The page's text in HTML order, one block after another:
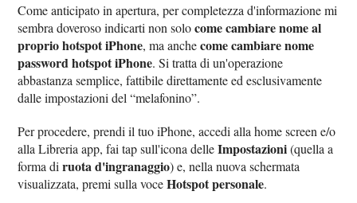
Come anticipato in apertura, per completezza d'informazione mi
sembra doveroso indicarti non solocome cambiare nome al
proprio hotspot iPhone, ma anchecome cambiare nome
password hotspot iPhone. Si tratta di un'operazione
abbastanza semplice, fattibile direttamente ed esclusivamente
dalle impostazioni del “melafonino”.
Per procedere, prendi il tuo iPhone, accedi alla home screen e/o
alla Libreria app, fai tap sull'icona delleImpostazioni(quella a
forma diruota d'ingranaggio) e, nella nuova schermata
visualizzata, premi sulla voceHotspot personale.